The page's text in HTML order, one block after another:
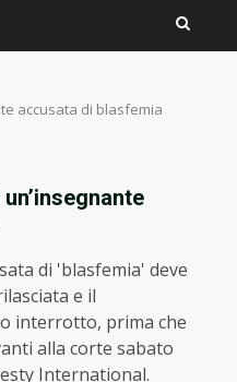
accusata di blasfemia
di 'blasfemia' deve
e il
interrotto, prima che
alla corte sabato
International.